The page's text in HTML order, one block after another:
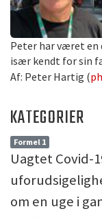
Peter har været en
især kendt for sin
Af: Peter Hartig (
KATEGORIER
Formel 1
Uagtet Covid-
om en uge i